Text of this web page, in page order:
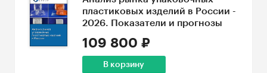
пластиковых изделий в России -
2026. Показатели и прогнозы
109 800 ₽
В корзину